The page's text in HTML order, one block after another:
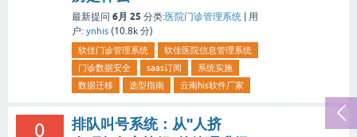
最新提问 6月 25 分类:医院门诊管理系统
用
户: ynhis (10.8k 分)
软佳门诊管理系统
软佳医院信息管理系统
门诊数据安全
saas订阅
系统实施
数据迁移
选型指南 云南his软件厂家
0
排队叫号系统：从"人挤